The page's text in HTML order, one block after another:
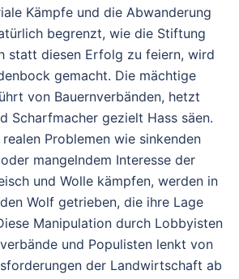
Kämpfe und die Abwanderung
begrenzt, wie die Stiftung
statt diesen Erfolg zu feiern, wird
gemacht. Die mächtige
von Bauernverbänden, hetzt
Scharfmacher gezielt Hass säen.
Problemen wie sinkenden
mangelndem Interesse der
und Wolle kämpfen, werden in
Wolf getrieben, die ihre Lage
Manipulation durch Lobbyisten
und Populisten lenkt von
der Landwirtschaft ab